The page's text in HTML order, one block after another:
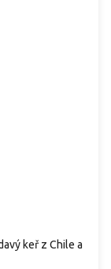
keř z Chile a